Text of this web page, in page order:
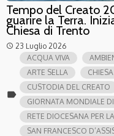
Tempo del Creato
guarire la Terra.
Chiesa di Trento
access_time 23 Luglio 2026
label
ACQUA VIVA
ARTE SELLA
CUSTODIA DEL CREATO
GIORNATA MONDIALE
RETE DIOCESANA PER
SAN FRANCESCO